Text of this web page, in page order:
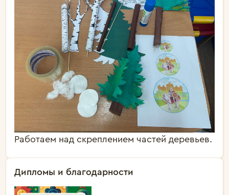
Работаем над скреплением частей деревьев.
Дипломы и благодарности